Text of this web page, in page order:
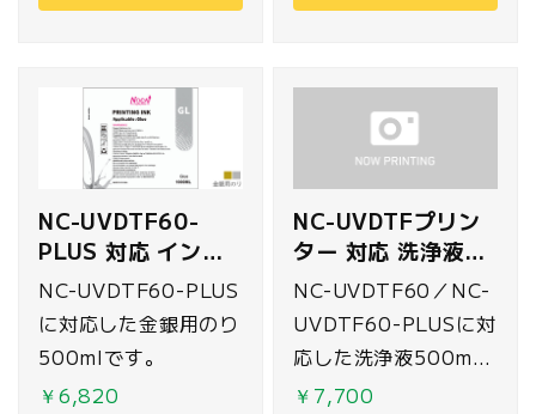
NC-UVDTF60-
PLUS 対応 インク
500ml 金銀用のり
NC-UVDTF60-PLUS
に対応した金銀用のり
500mlです。
￥6,820
NC-UVDTFプリン
ター 対応 洗浄液
500ml
NC-UVDTF60／NC-
UVDTF60-PLUSに対
応した洗浄液500ml
です。
￥7,700